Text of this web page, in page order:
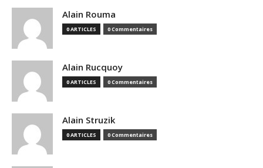
Alain Rouma
0 ARTICLES 0 Commentaires
Alain Rucquoy
0 ARTICLES 0 Commentaires
Alain Struzik
0 ARTICLES 0 Commentaires